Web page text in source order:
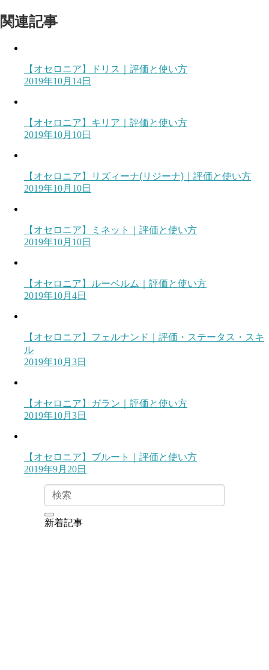
関連記事
【オセロニア】ドリス｜評価と使い方
2019年10月14日
【オセロニア】キリア｜評価と使い方
2019年10月10日
【オセロニア】リズィーナ(リジーナ)｜評価と使い方
2019年10月10日
【オセロニア】ミネット｜評価と使い方
2019年10月10日
【オセロニア】ルーベルム｜評価と使い方
2019年10月4日
【オセロニア】フェルナンド｜評価・ステータス・スキ
ル
2019年10月3日
【オセロニア】ガラン｜評価と使い方
2019年10月3日
【オセロニア】ブルート｜評価と使い方
2019年9月20日
新着記事